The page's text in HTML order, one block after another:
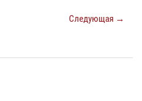
Следующая →